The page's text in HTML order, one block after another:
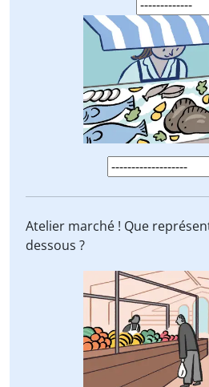
Atelier marché ! Que
dessous ?